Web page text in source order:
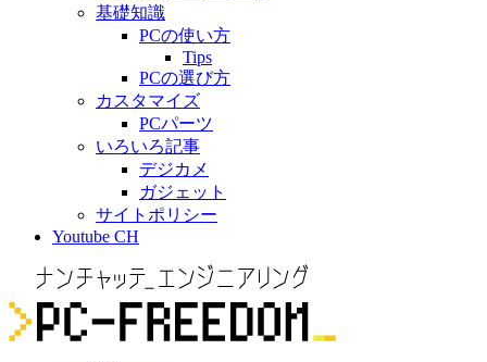
基礎知識
PCの使い方
Tips
PCの選び方
カスタマイズ
PCパーツ
いろいろ記事
デジカメ
ガジェット
サイトポリシー
Youtube CH